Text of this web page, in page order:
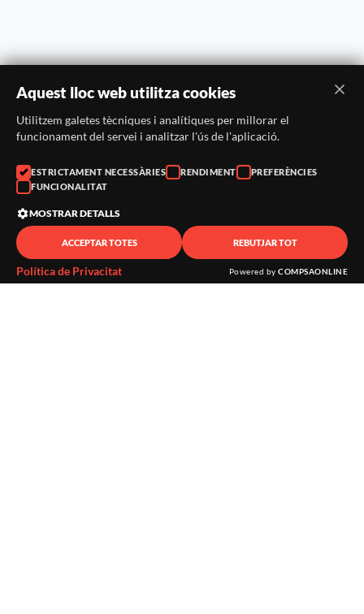
Aquest lloc web utilitza cookies
Utilitzem galetes tècniques i analítiques per millorar el
funcionament del servei i analitzar l'ús de l'aplicació.
ESTRICTAMENT NECESSÀRIES RENDIMENT
PREFERÈNCIES
FUNCIONALITAT
MOSTRAR DETALLS
ACCEPTAR TOTES REBUTJAR TOT
Política de Privacitat Powered by COMPSAONLINE